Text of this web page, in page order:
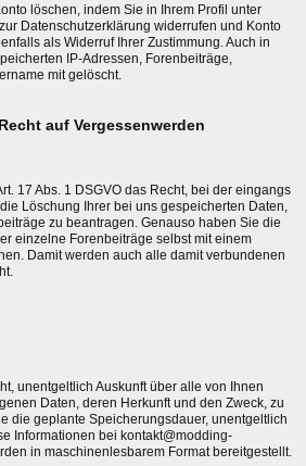
löschen, indem Sie in Ihrem Profil unter
Datenschutzerklärung widerrufen und Konto
als Widerruf Ihrer Zustimmung. Auch in
IP-Adressen, Forenbeiträge,
mit gelöscht.
auf Vergessenwerden
17 Abs. 1 DSGVO das Recht, bei der eingangs
Löschung Ihrer bei uns gespeicherten Daten,
zu beantragen. Genauso haben Sie die
einzelne Forenbeiträge selbst mit einem
Damit werden auch alle damit verbundenen
unentgeltlich Auskunft über alle von Ihnen
Daten, deren Herkunft und den Zweck, zu
die geplante Speicherungsdauer, unentgeltlich
Informationen bei kontakt@modding-
in maschinenlesbarem Format bereitgestellt.